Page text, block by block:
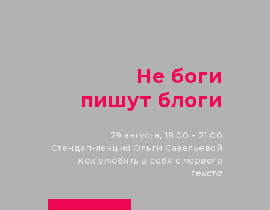
Не боги
пишут блоги
29 августа, 18:00 - 21:00
Стендап-лекция Ольги Савельевой
Как влюбить в себя с первого
текста